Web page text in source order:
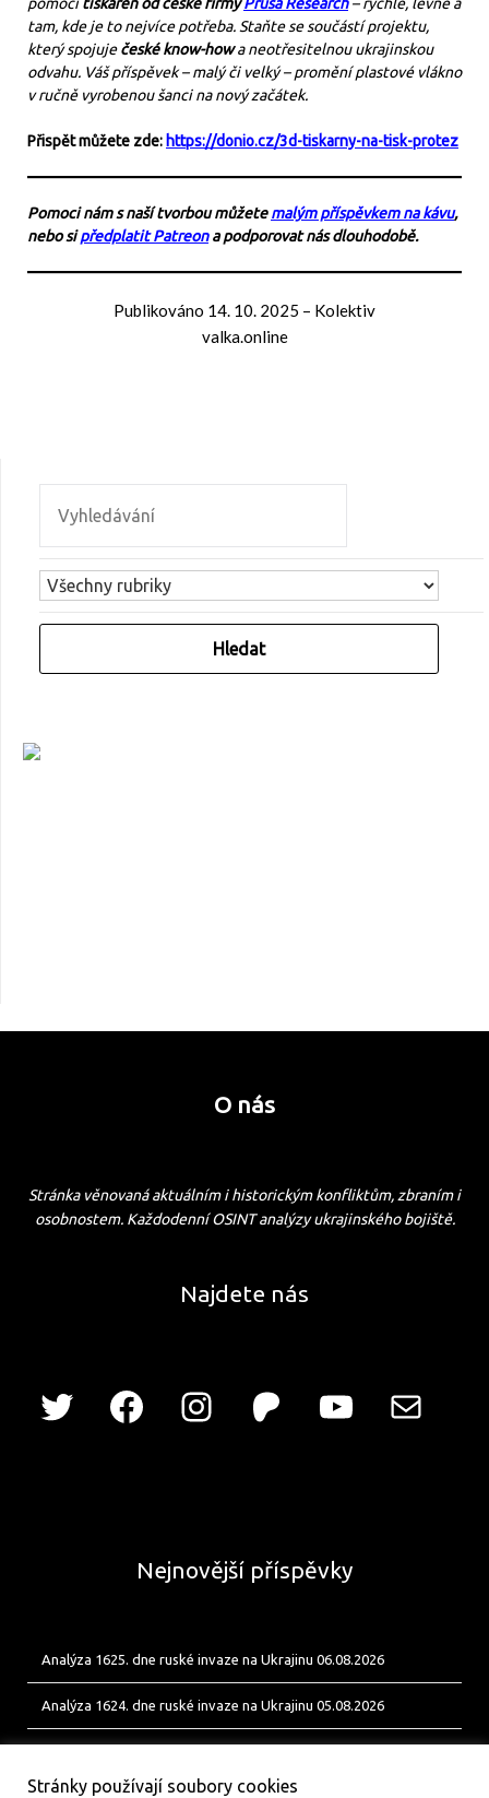
tam, kde je to nejvíce potřeba. Staňte se součástí projektu,
který spojuječeské know-howa neotřesitelnou ukrajinskou
odvahu. Váš příspěvek – malý či velký – promění plastové vlákno
v ručně vyrobenou šanci na nový začátek.
Přispět můžete zde: https://donio.cz/3d-tiskarny-na-tisk-protez
Pomoci nám s naší tvorbou můžetemalým příspěvkem na kávu,
nebo sipředplatit Patreona podporovat nás dlouhodobě.
Publikováno 14. 10. 2025 – Kolektiv
valka.online
O nás
Stránka věnovaná aktuálním i historickým konfliktům, zbraním i
osobnostem. Každodenní OSINT analýzy ukrajinského bojiště.
Najdete nás
Nejnovější příspěvky
Analýza 1625. dne ruské invaze na Ukrajinu 06.08.2026
Analýza 1624. dne ruské invaze na Ukrajinu 05.08.2026
Stránky používají soubory cookies